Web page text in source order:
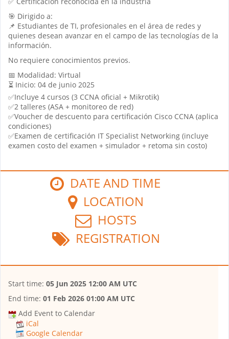
🎯 Dirigido a:
📌 Estudiantes de TI, profesionales en el área de redes y
quienes desean avanzar en el campo de las tecnologías de la
información.
No requiere conocimientos previos.
📅 Modalidad: Virtual
⏳ Inicio: 04 de junio 2025
✅Incluye 4 cursos (3 CCNA oficial + Mikrotik)
✅2 talleres (ASA + monitoreo de red)
✅Voucher de descuento para certificación Cisco CCNA (aplica
condiciones)
✅Examen de certificación IT Specialist Networking (incluye
examen costo del examen + simulador + retoma sin costo)
DATE AND TIME
LOCATION
HOSTS
REGISTRATION
Start time: 05 Jun 2025 12:00 AM UTC
End time: 01 Feb 2026 01:00 AM UTC
Add Event to Calendar
iCal
Google Calendar